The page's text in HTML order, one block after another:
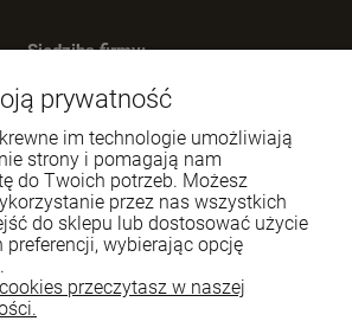
Siedziba firmy:
Decortrend Sp. z o.o. Sp. K.
ul. Legnicka 28
25-328 Kielce
NIP: 959-197-34-59
Tel.:
517-378-341
sklep.decortrend@gmail.com
Pomoc
prywatność
im technologie umożliwiają
strony i pomagają nam
do Twoich potrzeb. Możesz
przez nas wszystkich
do sklepu lub dostosować użycie
wybierając opcję
przeczytasz w naszej